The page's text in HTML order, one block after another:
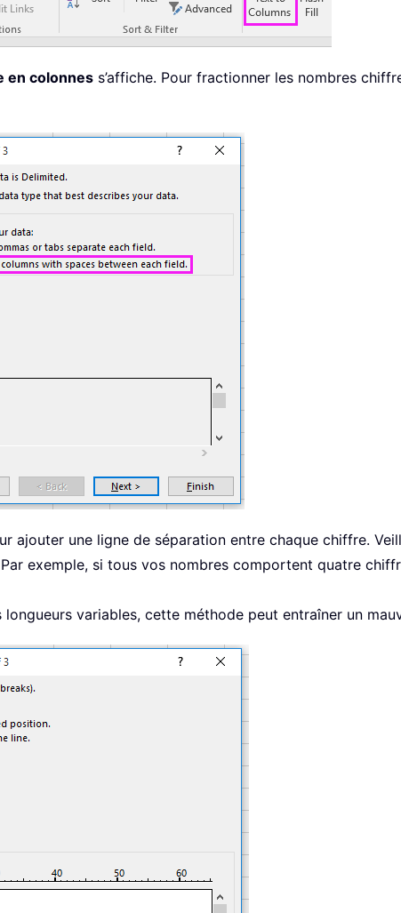
en colonnes s’affiche. Pour fractionner les nombres
ajouter une ligne de séparation entre chaque chiffre.
exemple, si tous vos nombres comportent quatre
variables, cette méthode peut entraîner un